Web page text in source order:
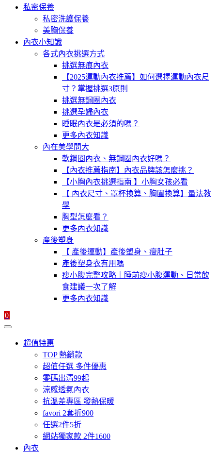
私密保養
私密洗護保養
美胸保養
內衣小知識
各式內衣挑選方式
挑選無痕內衣
【2025運動內衣推薦】如何選擇運動內衣尺
寸？掌握挑選3原則
挑選無鋼圈內衣
挑選孕婦內衣
睡眠內衣是必須的嗎？
更多內衣知識
內在美學問大
軟鋼圈內衣、無鋼圈內衣好嗎？
【內衣推薦指南】內衣品牌該怎麼挑？
【小胸內衣挑選指南 】小胸女孩必看
【 內衣尺寸、罩杯換算、胸圍換算】量法教
學
胸型怎麼看？
更多內衣知識
產後塑身
【 產後運動】產後塑身、瘦肚子
產後塑身衣有用嗎
瘦小腹完整攻略｜睡前瘦小腹運動、日常飲
食建議一次了解
更多內衣知識
0
超值特惠
TOP 熱銷款
超值任選 多件優惠
零碼出清99起
涼感透氣內衣
抗溫差專區 發熱保暖
favori 2套折900
任選2件5折
網站獨家款 2件1600
內衣